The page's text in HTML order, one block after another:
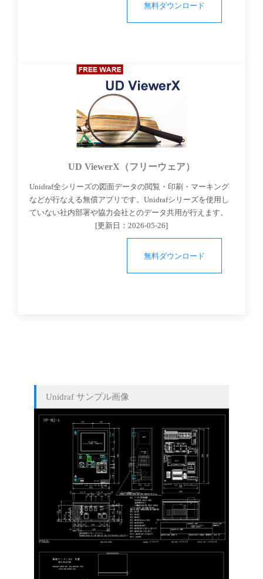
無料ダウンロード
UD ViewerX（フリーウェア）
Unidraf全シリーズの図面データの閲覧・印刷・マーキング
などが行なえる無償アプリです。Unidrafシリーズを使用し
ていない社内部署や協力会社とのデータ共用が行えます。
[更新日： 2026-05-26]
無料ダウンロード
Unidraf サンプル画像